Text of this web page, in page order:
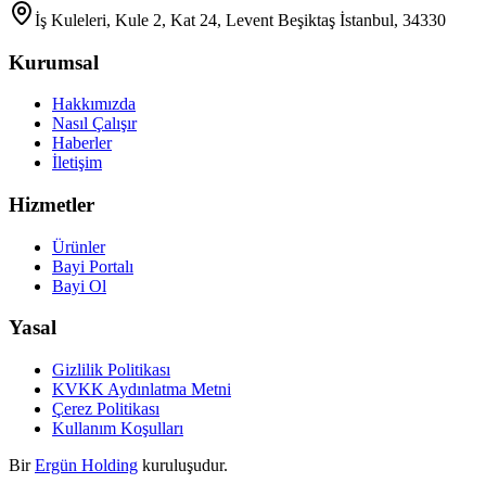
İş Kuleleri, Kule 2, Kat 24, Levent Beşiktaş İstanbul, 34330
Kurumsal
Hakkımızda
Nasıl Çalışır
Haberler
İletişim
Hizmetler
Ürünler
Bayi Portalı
Bayi Ol
Yasal
Gizlilik Politikası
KVKK Aydınlatma Metni
Çerez Politikası
Kullanım Koşulları
Bir Ergün Holding kuruluşudur.